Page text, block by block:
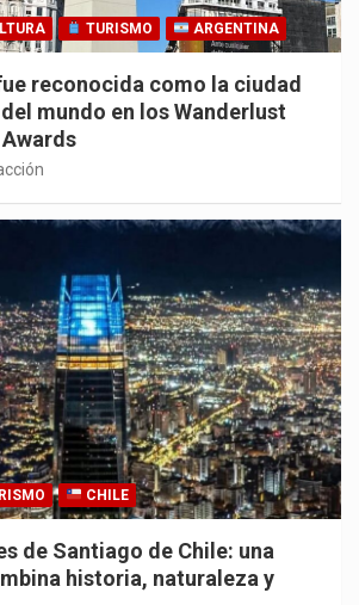
TURISMO ARGENTINA
reconocida como la ciudad
mundo en los Wanderlust
CHILE
de Santiago de Chile: una
historia, naturaleza y